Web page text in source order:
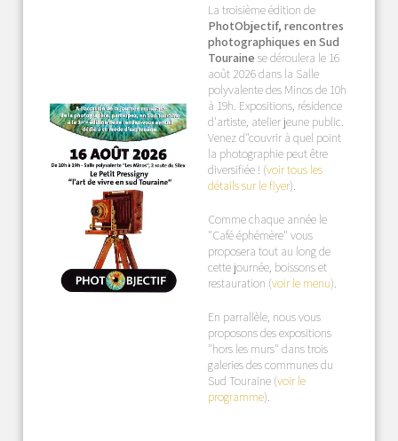
La troisième édition de
PhotObjectif, rencontres
photographiques en Sud
Touraine se déroulera le 16
août 2026 dans la Salle
polyvalente des Minos de 10h
à 19h. Expositions, résidence
d'artiste, atelier jeune public.
Venez d"couvrir à quel point
la photographie peut être
diversifiée ! (voir tous les
détails sur le flyer).
Comme chaque année le
"Café éphémère" vous
proposera tout au long de
cette journée, boissons et
restauration (voir le menu).
En parrallèle, nous vous
proposons des expositions
"hors les murs" dans trois
galeries des communes du
Sud Touraine (voir le
programme).